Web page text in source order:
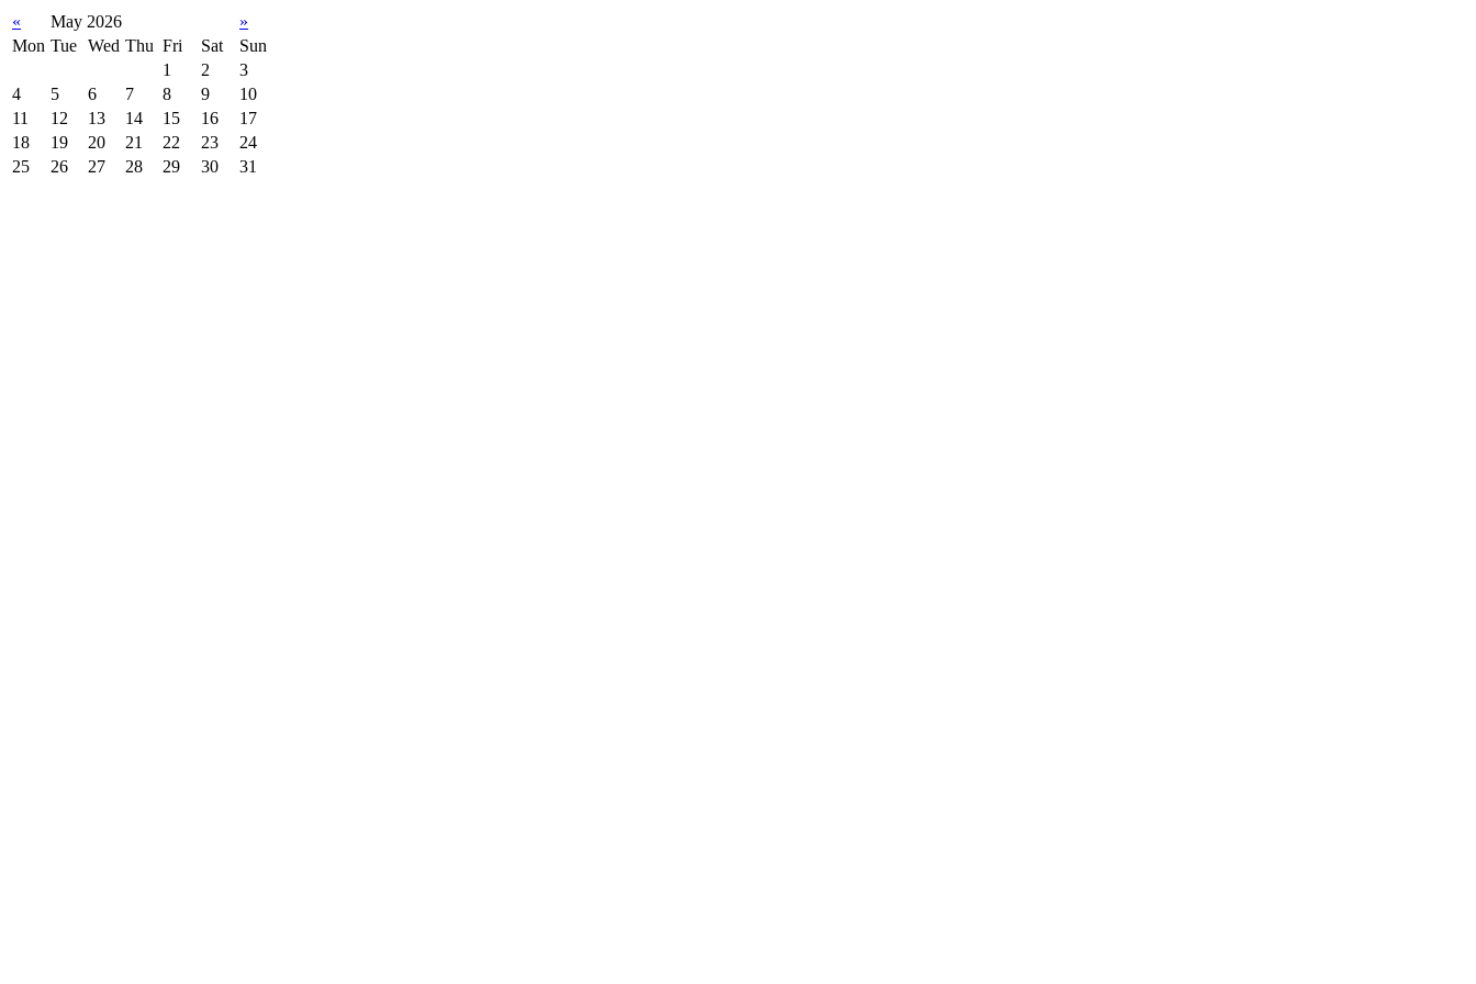
« May 2026
»
Mon Tue Wed Thu Fri Sat
Sun
1
2
3
4
5 6 7 8 9
10
11
12 13 14 15 16
17
18
19 20 21 22 23
24
25
26 27 28 29 30 31